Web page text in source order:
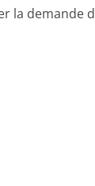
la demande